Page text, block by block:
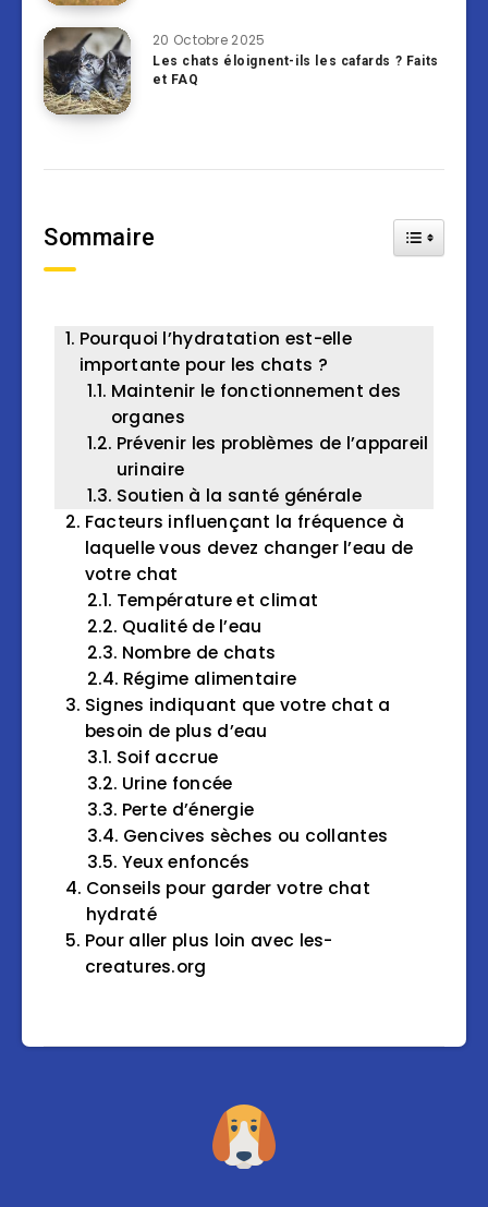
20 Octobre 2025
Les chats éloignent-ils les cafards ? Faits
et FAQ
Sommaire Toggle
Pourquoi l’hydratation est-elle
importante pour les chats ?
Maintenir le fonctionnement des
organes
Prévenir les problèmes de l’appareil
urinaire
Soutien à la santé générale
Facteurs influençant la fréquence à
laquelle vous devez changer l’eau de
votre chat
Température et climat
Qualité de l’eau
Nombre de chats
Régime alimentaire
Signes indiquant que votre chat a
besoin de plus d’eau
Soif accrue
Urine foncée
Perte d’énergie
Gencives sèches ou collantes
Yeux enfoncés
Conseils pour garder votre chat
hydraté
Pour aller plus loin avec les-
creatures.org